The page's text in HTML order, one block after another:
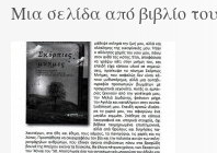
Μια σελίδα από βιβλίο